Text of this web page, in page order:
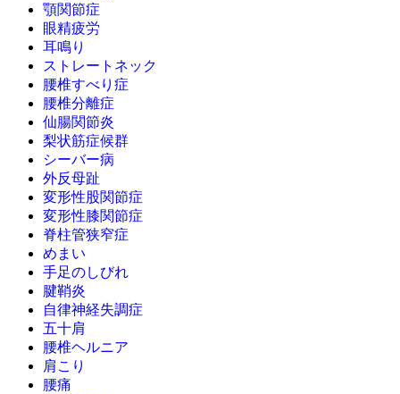
顎関節症
眼精疲労
耳鳴り
ストレートネック
腰椎すべり症
腰椎分離症
仙腸関節炎
梨状筋症候群
シーバー病
外反母趾
変形性股関節症
変形性膝関節症
脊柱管狭窄症
めまい
手足のしびれ
腱鞘炎
自律神経失調症
五十肩
腰椎ヘルニア
肩こり
腰痛